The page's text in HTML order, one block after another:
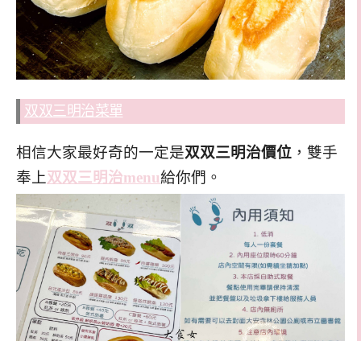
双双三明治菜單
相信大家最好奇的一定是双双三明治價位 ，雙手
奉上双双三明治menu給你們。